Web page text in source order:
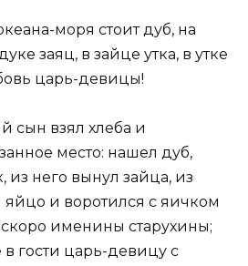
моря стоит дуб, на
заяц, в зайце утка, в утке
царь-девицы!
сын взял хлеба и
место: нашел дуб,
из него вынул зайца, из
яйцо и воротился с яичком
скоро именины старухины;
в гости царь-девицу с